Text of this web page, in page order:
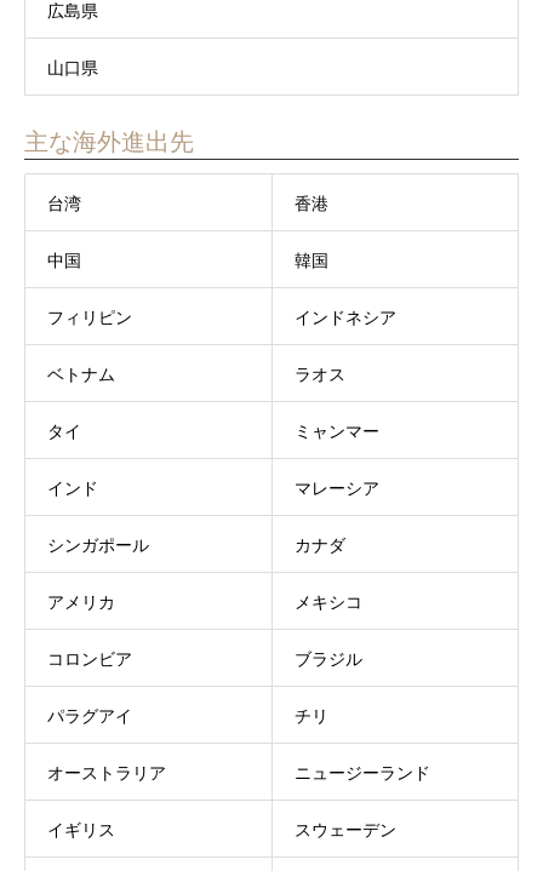
広島県
山口県
主な海外進出先
台湾 香港
中国 韓国
フィリピン インドネシア
ベトナム ラオス
タイ ミャンマー
インド マレーシア
シンガポール カナダ
アメリカ メキシコ
コロンビア ブラジル
パラグアイ チリ
オーストラリア ニュージーランド
イギリス スウェーデン